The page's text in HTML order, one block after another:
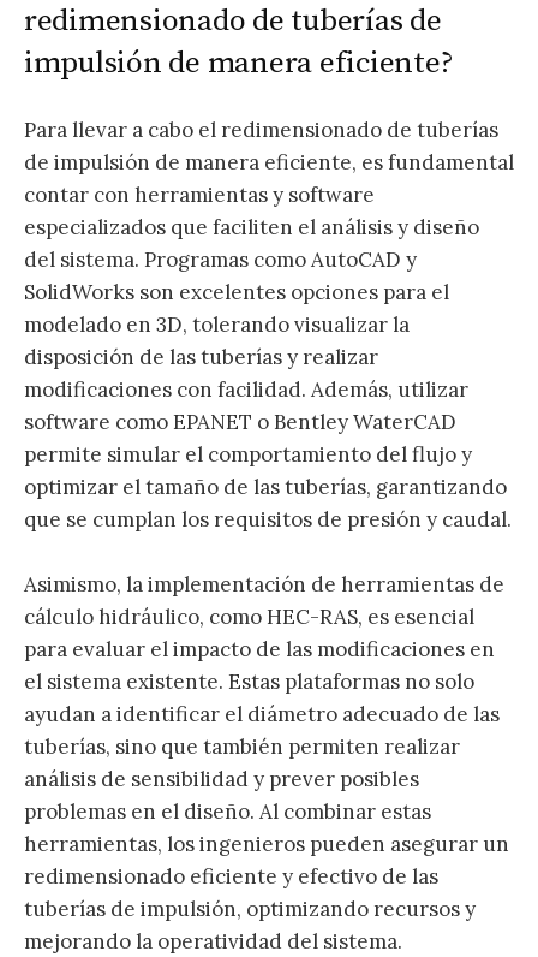
redimensionado de tuberías de
impulsión de manera eficiente?
Para llevar a cabo el redimensionado de tuberías
de impulsión de manera eficiente, es fundamental
contar con herramientas y software
especializados que faciliten el análisis y diseño
del sistema. Programas como AutoCAD y
SolidWorks son excelentes opciones para el
modelado en 3D, tolerando visualizar la
disposición de las tuberías y realizar
modificaciones con facilidad. Además, utilizar
software como EPANET o Bentley WaterCAD
permite simular el comportamiento del flujo y
optimizar el tamaño de las tuberías, garantizando
que se cumplan los requisitos de presión y caudal.
Asimismo, la implementación de herramientas de
cálculo hidráulico, como HEC-RAS, es esencial
para evaluar el impacto de las modificaciones en
el sistema existente. Estas plataformas no solo
ayudan a identificar el diámetro adecuado de las
tuberías, sino que también permiten realizar
análisis de sensibilidad y prever posibles
problemas en el diseño. Al combinar estas
herramientas, los ingenieros pueden asegurar un
redimensionado eficiente y efectivo de las
tuberías de impulsión, optimizando recursos y
mejorando la operatividad del sistema.